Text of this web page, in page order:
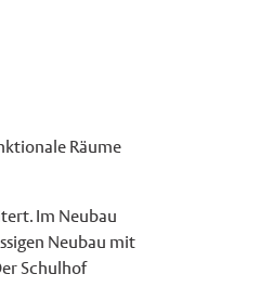
Räume
Im Neubau
Neubau mit
Schulhof